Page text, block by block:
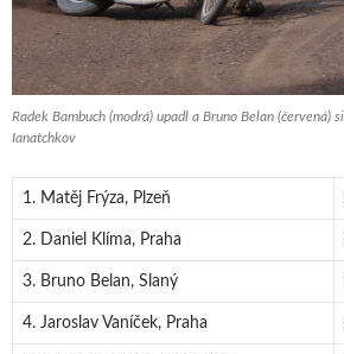
Radek Bambuch (modrá) upadl a Bruno Belan (červená)
Ianatchkov
1. Matěj Frýza, Plzeň
2. Daniel Klíma, Praha
3. Bruno Belan, Slaný
4. Jaroslav Vaníček, Praha